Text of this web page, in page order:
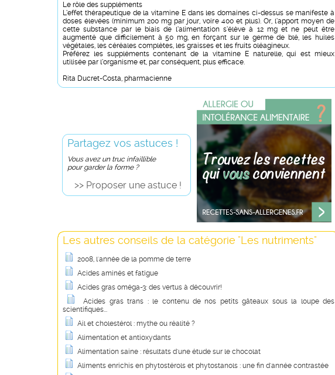
Le rôle des suppléments
L’effet thérapeutique de la vitamine E dans les domaines ci-dessus se manifeste à
doses élevées (minimum 200 mg par jour, voire 400 et plus). Or, l’apport moyen de
cette substance par le biais de l’alimentation s’élève à 12 mg et ne peut être
augmenté que difficilement à 50 mg, en forçant sur le germe de blé, les huiles
végétales, les céréales complètes, les graisses et les fruits oléagineux.
Préférez les suppléments contenant de la vitamine E naturelle, qui est mieux
utilisée par l’organisme et, par conséquent, plus efficace.
Rita Ducret-Costa, pharmacienne
Partagez vos astuces !
Vous avez un truc infaillible
pour garder la forme ?
>> Proposer une astuce !
Les autres conseils de la catégorie "Les nutriments"
2008, l'année de la pomme de terre
Acides aminés et fatigue
Acides gras oméga-3: des vertus à découvrir!
Acides gras trans : le contenu de nos petits gâteaux sous la loupe des
scientifiques...
Ail et cholestérol : mythe ou réalité ?
Alimentation et antioxydants
Alimentation saine : résultats d'une étude sur le chocolat
Aliments enrichis en phytostérols et phytostanols : une fin d'année contrastée